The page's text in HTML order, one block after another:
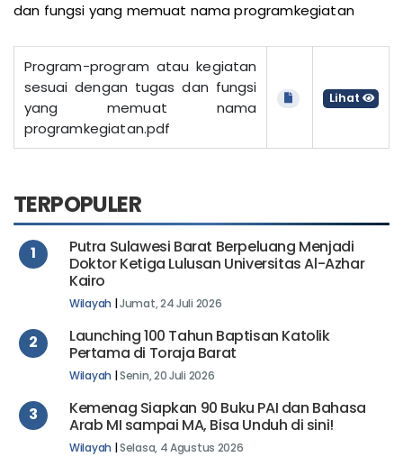
dan fungsi yang memuat nama programkegiatan
Program-program atau kegiatan
sesuai dengan tugas dan fungsi
yang memuat nama
programkegiatan.pdf
Lihat
TERPOPULER
1
Putra Sulawesi Barat Berpeluang Menjadi
Doktor Ketiga Lulusan Universitas Al-Azhar
Kairo
Wilayah |Jumat, 24 Juli 2026
2
Launching 100 Tahun Baptisan Katolik
Pertama di Toraja Barat
Wilayah |Senin, 20 Juli 2026
3
Kemenag Siapkan 90 Buku PAI dan Bahasa
Arab MI sampai MA, Bisa Unduh di sini!
Wilayah |Selasa, 4 Agustus 2026